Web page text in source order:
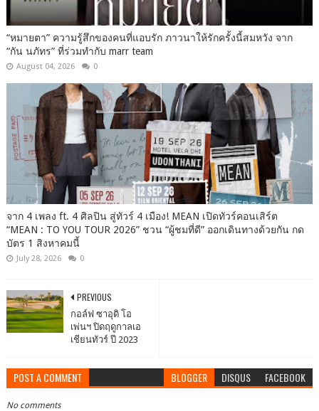
“หมายตา” ความรู้สึกของคนที่แอบรัก ภาวนาให้รักครั้งนี้สมหวัง จาก
“กัน นภัทร” ที่ร่วมทำกับ marr team
August 04, 2026 0
จาก 4 เพลง ft. 4 ศิลปิน สู่ทัวร์ 4 เมือง! MEAN เปิดทัวร์คอนเสิร์ต
“MEAN : TO YOU TOUR 2026” ชวน “ผู้ชมที่ดี” ออกเดินทางด้วยกัน กด
บัตร 1 สิงหาคมนี้
July 28, 2026 0
PREVIOUS
กอล์ฟ ซาอุดิ โอ
เพ่นฯ ปิดฤดูกาลเอ
เชียนทัวร์ ปี 2023
POST A COMMENT BLOGGER DISQUS FACEBOOK
No comments